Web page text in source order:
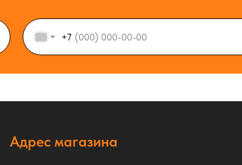
+7
Адрес магазина